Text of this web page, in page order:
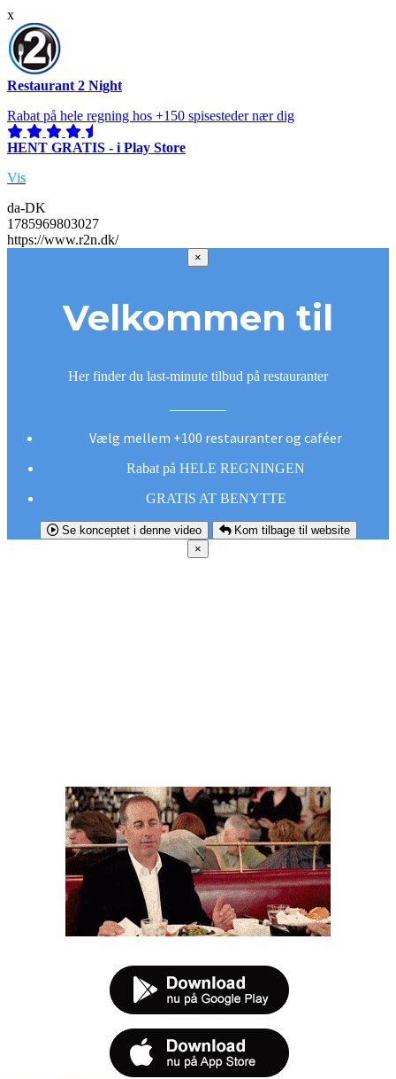
x
Restaurant 2 Night
Rabat på hele regning hos +150 spisesteder nær dig
HENT GRATIS - i Play Store
Vis
da-DK
1785969803027
https://www.r2n.dk/
×
Velkommen til
Her finder du last-minute tilbud på restauranter
Vælg mellem +100 restauranter og caféer
Rabat på HELE REGNINGEN
GRATIS AT BENYTTE
Se konceptet i denne video
Kom tilbage til website
×